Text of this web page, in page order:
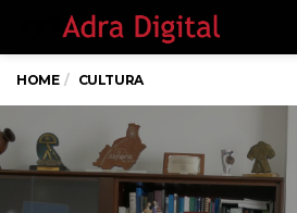
HOME CULTURA